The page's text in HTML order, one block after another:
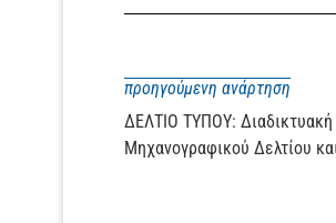
προηγούμενη ανάρτηση
ΔΕΛΤΙΟ ΤΥΠΟΥ:
Μηχανογραφικού Δελτίου